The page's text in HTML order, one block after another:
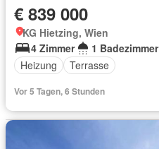
€ 839 000
KG Hietzing, Wien
4 Zimmer
1 Badezimmer
Heizung
Terrasse
Vor 5 Tagen, 6 Stunden